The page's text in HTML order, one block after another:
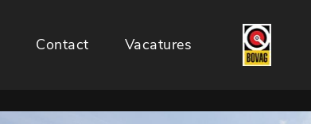
Contact Vacatures